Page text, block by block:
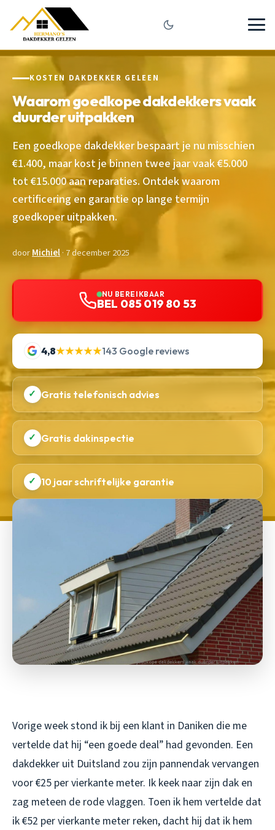
KOSTEN DAKDEKKER GELEEN
Waarom goedkope dakdekkers vaak
duurder uitpakken
Een goedkope dakdekker bespaart je nu misschien
€1.400, maar kost je binnen twee jaar vaak €5.000
tot €15.000 aan reparaties. Ontdek waarom
certificering en garantie op lange termijn
goedkoper uitpakken.
doorMichiel· 7 december 2025
NU BEREIKBAAR
BEL 085 019 80 53
4,8★★★★★143 Google reviews
✓ Gratis telefonisch advies
✓ Gratis dakinspectie
✓ 10 jaar schriftelijke garantie
Vorige week stond ik bij een klant in Daniken die me
vertelde dat hij “een goede deal” had gevonden. Een
dakdekker uit Duitsland zou zijn pannendak vervangen
voor €25 per vierkante meter. Ik keek naar zijn dak en
zag meteen de rode vlaggen. Toen ik hem vertelde dat
ik €52 per vierkante meter reken, dacht hij dat ik hem